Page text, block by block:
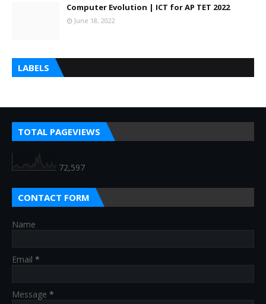
Computer Evolution | ICT for AP TET 2022
June 18, 2022
LABELS
TOTAL PAGEVIEWS
72,597
CONTACT FORM
Name
Email *
Message *